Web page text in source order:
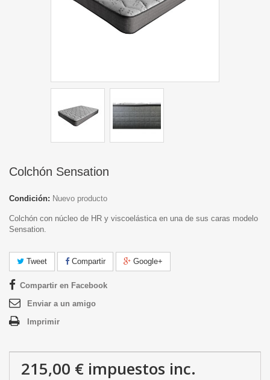
Colchón Sensation
Condición: Nuevo producto
Colchón con núcleo de HR y viscoelástica en una de sus caras modelo
Sensation.
Tweet Compartir Google+
Compartir en Facebook
Enviar a un amigo
Imprimir
215,00 € impuestos inc.